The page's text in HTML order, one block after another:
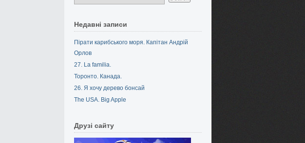
Недавні записи
Пірати карибського моря. Капітан Андрій
Орлов
27. La familia.
Торонто. Канада.
26. Я хочу дерево бонсай
The USA. Big Apple
Друзі сайту